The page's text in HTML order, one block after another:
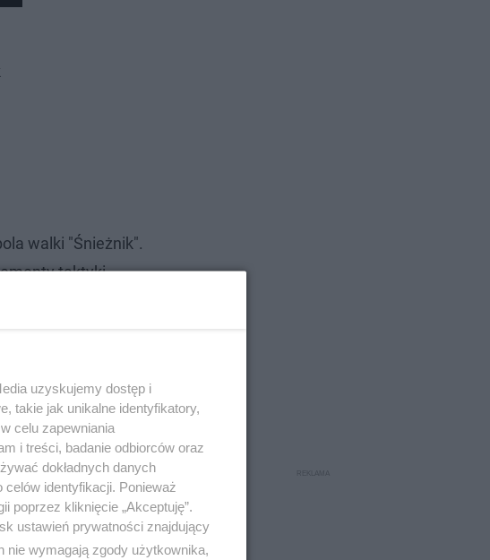
walki "Śnieżnik".
taktyki
alarmowe.
uzyskujemy dostęp i
takie jak unikalne identyfikatory,
celu zapewniania
i treści, badanie odbiorców oraz
dokładnych danych
identyfikacji. Ponieważ
poprzez kliknięcie „Akceptuję”.
ustawień prywatności znajdujący
nie wymagają zgody użytkownika,